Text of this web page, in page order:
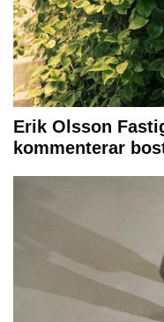
Erik Olsson
kommenterar